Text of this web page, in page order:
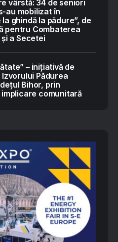
vârstă: 34 de seniori
au mobilizat în
ghindă la pădure”, de
pentru Combaterea
a Secetei
– inițiativă de
Pădurea
Bihor, prin
comunitară